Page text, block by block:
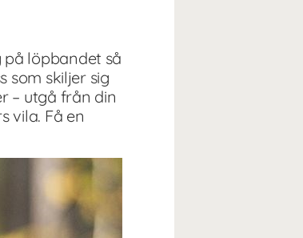
löpbandet så
som skiljer sig
– utgå från din
vila. Få en